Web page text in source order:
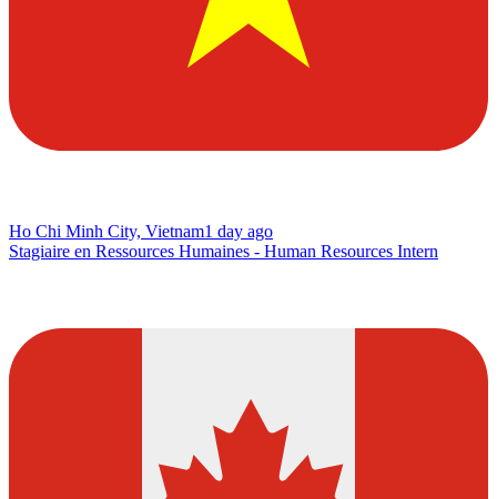
Ho Chi Minh City, Vietnam1 day ago
Stagiaire en Ressources Humaines - Human Resources Intern